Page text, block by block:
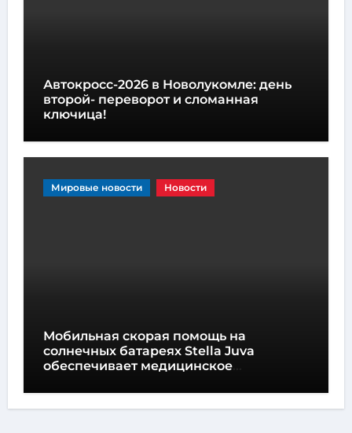
Автокросс-2026 в Новолукомле: день
второй- переворот и сломанная
ключица!
Мировые новости Новости
Мобильная скорая помощь на
солнечных батареях Stella Juva
обеспечивает медицинское